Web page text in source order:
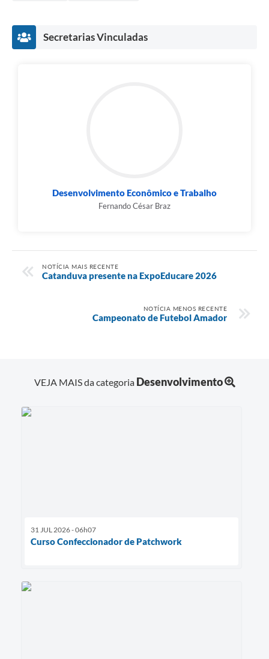
Secretarias Vinculadas
Desenvolvimento Econômico e Trabalho
Fernando César Braz
NOTÍCIA MAIS RECENTE
Catanduva presente na ExpoEducare 2026
NOTÍCIA MENOS RECENTE
Campeonato de Futebol Amador
VEJA MAIS da categoria Desenvolvimento
31 JUL 2026 - 06h07
Curso Confeccionador de Patchwork